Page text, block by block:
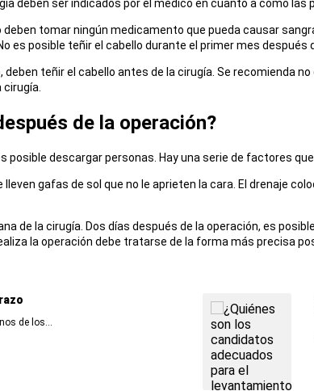
deben ser indicados por el médico en cuanto a cómo las
tomar ningún medicamento que pueda causar
es posible teñir el cabello durante el primer mes después
teñir el cabello antes de la cirugía. Se recomienda
de la operación?
posible descargar personas. Hay una serie de factores
gafas de sol que no le aprieten la cara. El drenaje
de la cirugía. Dos días después de la operación, es
la operación debe tratarse de la forma más precisa
de los...